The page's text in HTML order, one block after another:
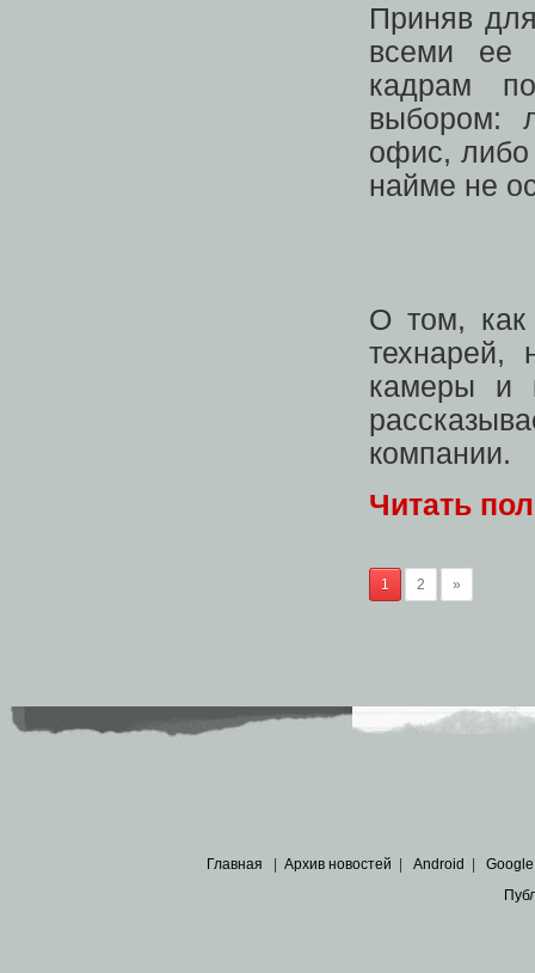
Приняв
всеми ее
кадрам
выбором:
офис, либо
найме не
О том, как
технарей,
камеры и
компании.
Читать
1 2 »
Главная | Архив новостей | Android | Google